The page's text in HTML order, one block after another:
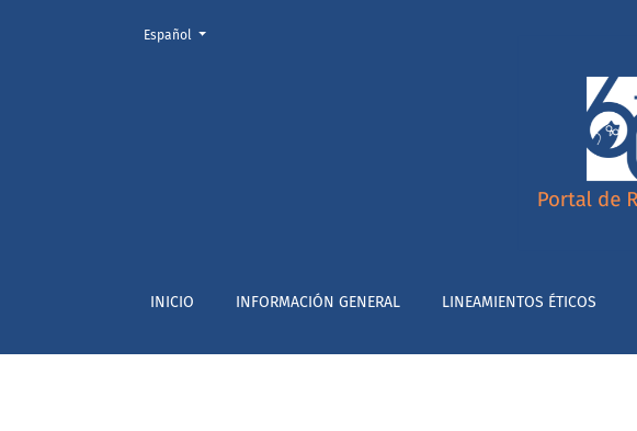
CONTACTOS
INICIO INFORMACIÓN GENERAL LINEAMIENTOS ÉTICOS
Cambiar el idioma. El actual es:
Español